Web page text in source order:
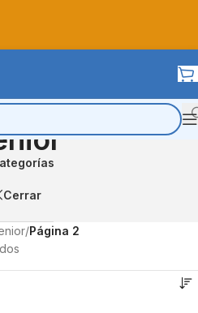
Cerrar
/Página 2